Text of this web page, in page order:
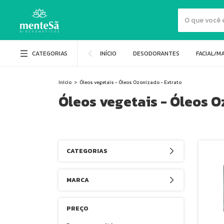
CATEGORIAS INÍCIO DESODORANTES FACIAL/
Início > Óleos vegetais - Óleos Ozonizado - Extrato
Óleos vegetais - Óleos
CATEGORIAS
MARCA
PREÇO